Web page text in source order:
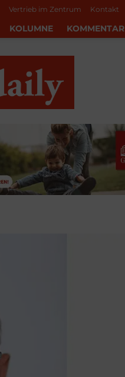
Vertrieb im Zentrum Kontakt
KOLUMNE KOMMENTAR